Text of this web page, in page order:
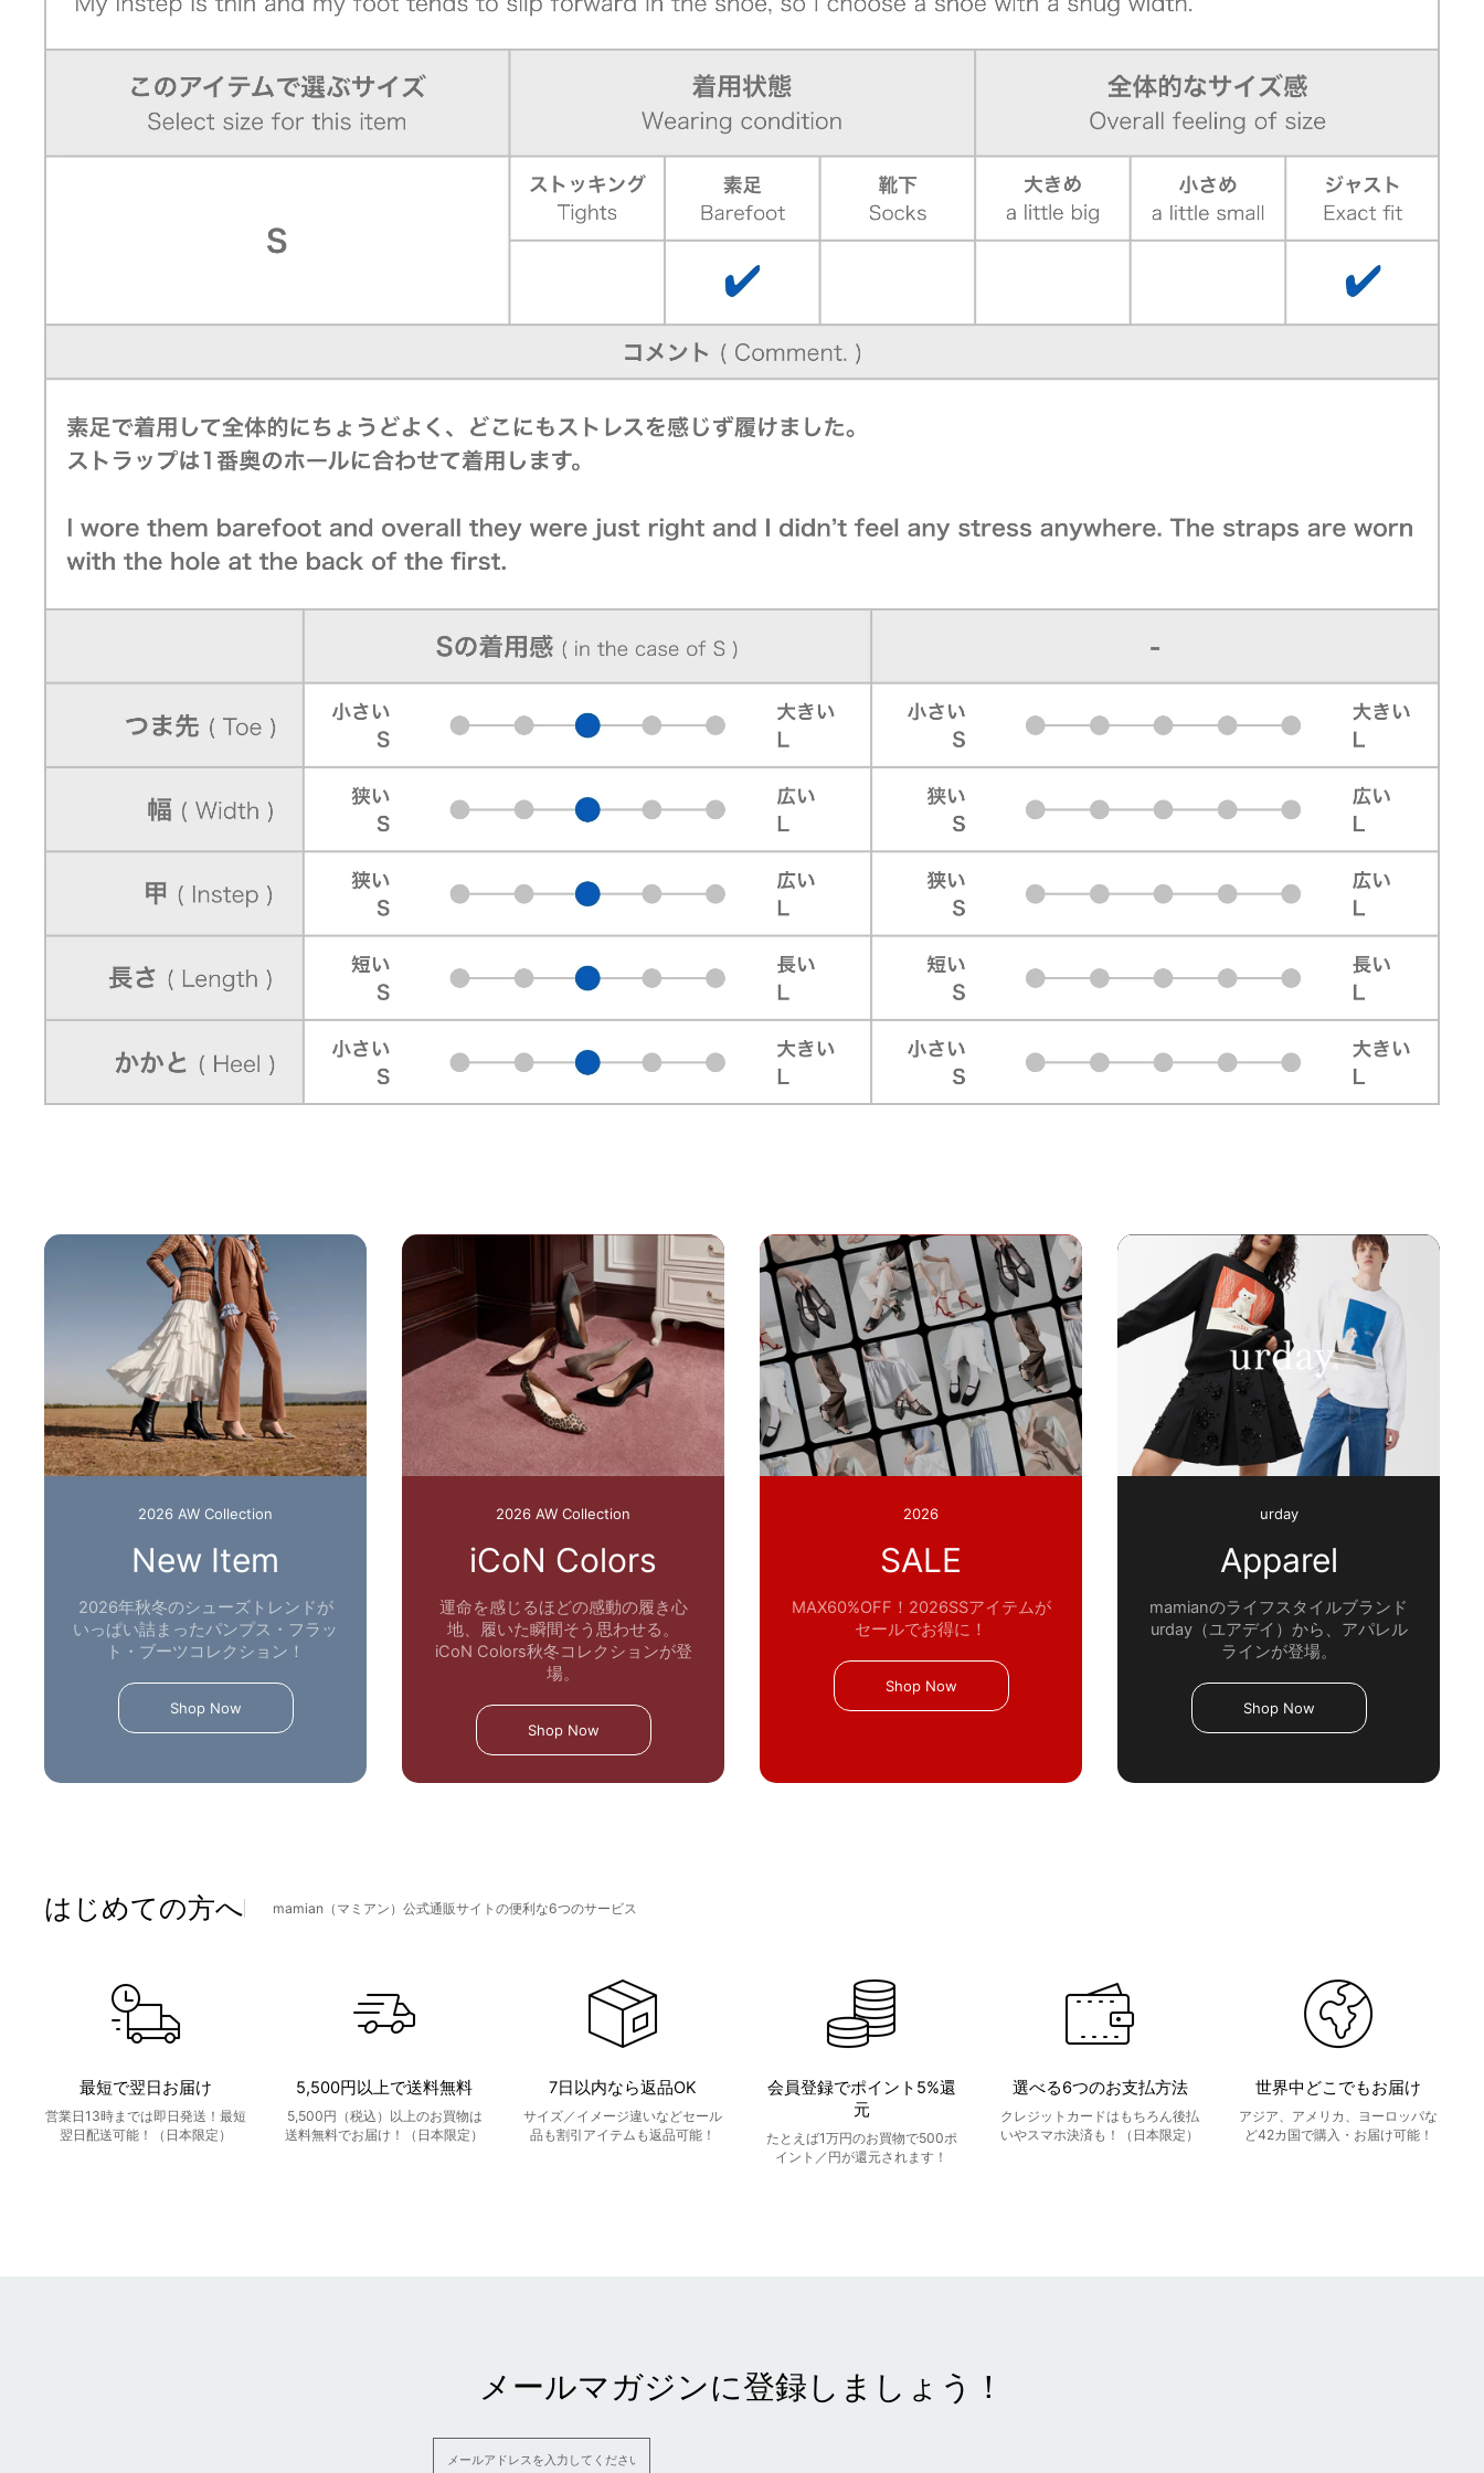
2026 AW Collection
New Item
2026年秋冬のシューズトレンドが
いっぱい詰まったパンプス・フラッ
ト・ブーツコレクション！
Shop Now
2026 AW Collection
iCoN Colors
運命を感じるほどの感動の履き心
地、履いた瞬間そう思わせる。
iCoN Colors秋冬コレクションが登
場。
Shop Now
2026
SALE
MAX60%OFF！2026SSアイテムが
セールでお得に！
Shop Now
urday
Apparel
mamianのライフスタイルブランド
urday（ユアデイ）から、アパレル
ラインが登場。
Shop Now
はじめての方へ mamian（マミアン）公式通販サイトの便利な6つのサービス
最短で翌日お届け
営業日13時までは即日発送！最短
翌日配送可能！（日本限定）
5,500円以上で送料無料
5,500円（税込）以上のお買物は
送料無料でお届け！（日本限定）
7日以内なら返品OK
サイズ／イメージ違いなどセール
品も割引アイテムも返品可能！
会員登録でポイント5%還
元
たとえば1万円のお買物で500ポ
イント／円が還元されます！
選べる6つのお支払方法
クレジットカードはもちろん後払
いやスマホ決済も！（日本限定）
世界中どこでもお届け
アジア、アメリカ、ヨーロッパな
ど42カ国で購入・お届け可能！
メールマガジンに登録しましょう！